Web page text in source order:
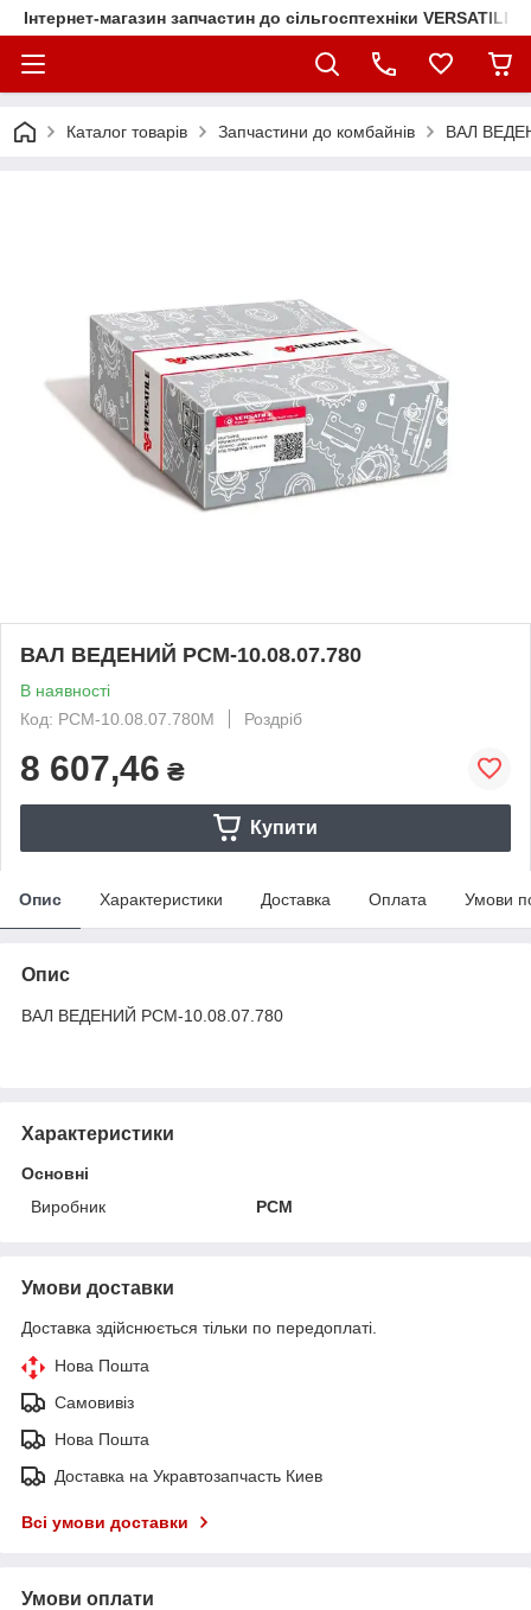
Інтернет-магазин запчастин до сільгосптехніки VERSATILE
Каталог товарів Запчастини до комбайнів ВАЛ
ВАЛ ВЕДЕНИЙ РСМ-10.08.07.780
В наявності
Код: РСМ-10.08.07.780М
Роздріб
8 607,46 ₴
Купити
Опис Характеристики Доставка Оплата Умови
Опис
ВАЛ ВЕДЕНИЙ РСМ-10.08.07.780
Характеристики
Основні
Виробник
РСМ
Умови доставки
Доставка здійснюється тільки по передоплаті.
Нова Пошта
Самовивіз
Нова Пошта
Доставка на Укравтозапчасть Киев
Всі умови доставки
Умови оплати